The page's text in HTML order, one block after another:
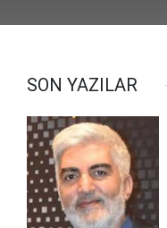
SON YAZILAR